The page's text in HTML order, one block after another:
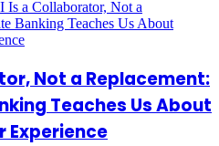
Not a Replacement:
Teaches Us About
Experience